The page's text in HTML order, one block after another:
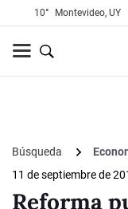
10° Montevideo, UY
Búsqueda
11 de septiembre de
Reforma